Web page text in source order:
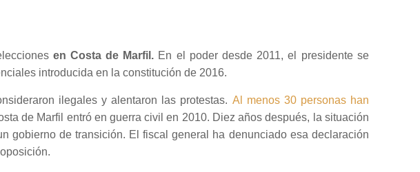
en Costa de Marfil. En el poder desde 2011, el presidente se
introducida en la constitución de 2016.
ilegales y alentaron las protestas. Al menos 30 personas han
de Marfil entró en guerra civil en 2010. Diez años después, la situación
gobierno de transición. El fiscal general ha denunciado esa declaración